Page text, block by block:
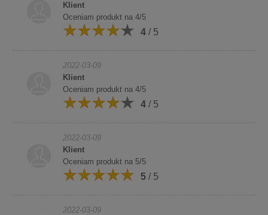
Klient
Oceniam produkt na 4/5
4 / 5
2022-03-09
Klient
Oceniam produkt na 4/5
4 / 5
2022-03-09
Klient
Oceniam produkt na 5/5
5 / 5
2022-03-09